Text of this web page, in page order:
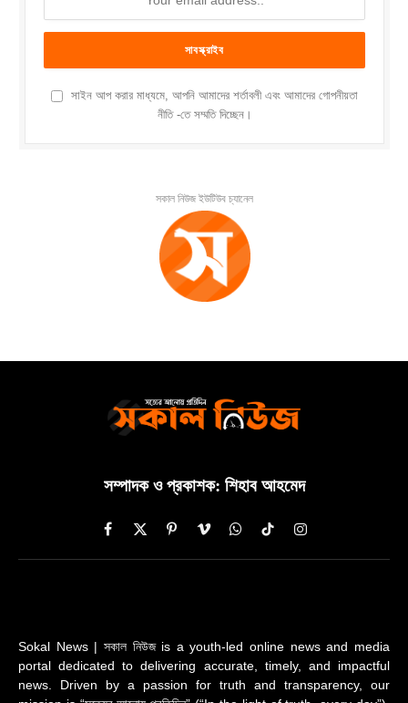
সাইন আপ করার মাধ্যমে, আপনি আমাদের শর্তাবলী এবং আমাদের গোপনীয়তা
নীতি -তে সম্মতি দিচ্ছেন।
সকাল নিউজ ইউটিউব চ্যানেল
সম্পাদক ও প্রকাশক: শিহাব আহমেদ
Facebook
X
(Twitter)
PinterestVimeoWhatsAppTikTokInstagram
Sokal News | সকাল নিউজ is a youth-led online news and media
portal dedicated to delivering accurate, timely, and impactful
news. Driven by a passion for truth and transparency, our